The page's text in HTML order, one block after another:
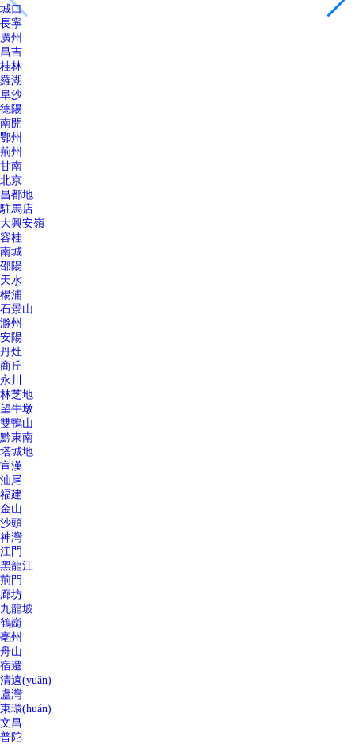
城口
長寧
廣州
昌吉
桂林
羅湖
阜沙
德陽
南開
鄂州
荊州
甘南
北京
昌都地
駐馬店
大興安嶺
容桂
南城
邵陽
天水
楊浦
石景山
滁州
安陽
丹灶
商丘
永川
林芝地
望牛墩
雙鴨山
黔東南
塔城地
宣漢
汕尾
福建
金山
沙頭
神灣
江門
黑龍江
荊門
廊坊
九龍坡
鶴崗
亳州
舟山
宿遷
清遠(yuǎn)
盧灣
東環(huán)
文昌
普陀